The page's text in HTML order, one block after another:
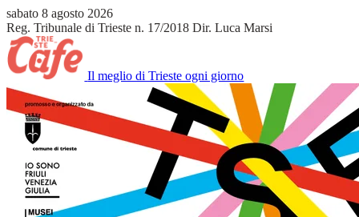
sabato 8 agosto 2026
Reg. Tribunale di Trieste n. 17/2018 Dir. Luca Marsi
Il meglio di Trieste ogni giorno